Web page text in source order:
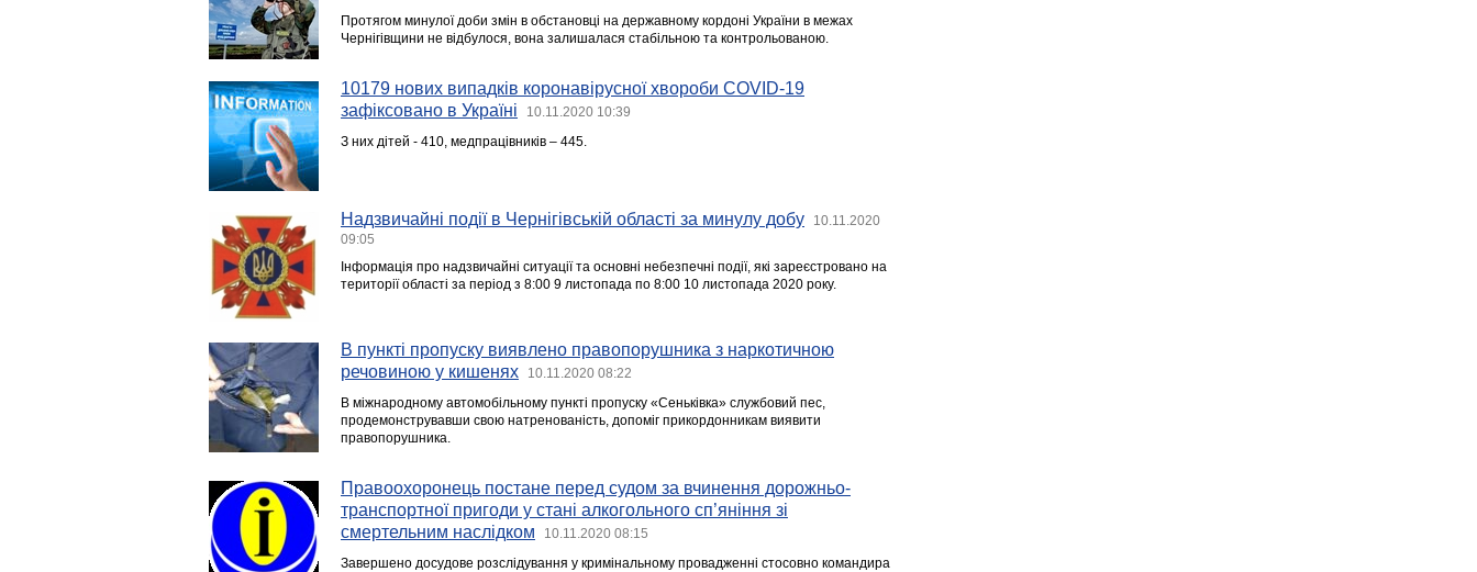
Протягом минулої доби змін в обстановці на державному кордоні України в межах
Чернігівщини не відбулося, вона залишалася стабільною та контрольованою.
10179 нових випадків коронавірусної хвороби COVID-19
зафіксовано в Україні
10.11.2020 10:39
З них дітей - 410, медпрацівників – 445.
Надзвичайні події в Чернігівській області за минулу добу
10.11.2020
09:05
Інформація про надзвичайні ситуації та основні небезпечні події, які зареєстровано на
території області за період з 8:00 9 листопада по 8:00 10 листопада 2020 року.
В пункті пропуску виявлено правопорушника з наркотичною
речовиною у кишенях
10.11.2020 08:22
В міжнародному автомобільному пункті пропуску «Сеньківка» службовий пес,
продемонструвавши свою натренованість, допоміг прикордонникам виявити
правопорушника.
Правоохоронець постане перед судом за вчинення дорожньо-
транспортної пригоди у стані алкогольного сп’яніння зі
смертельним наслідком
10.11.2020 08:15
Завершено досудове розслідування у кримінальному провадженні стосовно командира